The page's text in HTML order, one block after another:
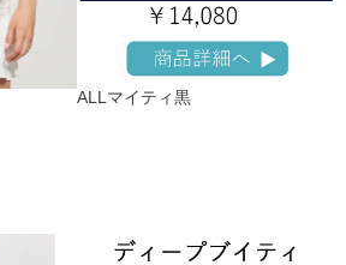
ALLマイティ黒